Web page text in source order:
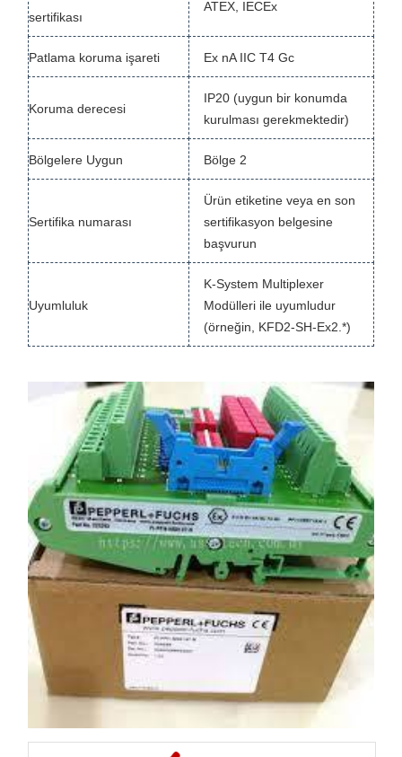
sertifikası
ATEX, IECEx
Patlama koruma işareti Ex nA IIC T4 Gc
Koruma derecesi
IP20 (uygun bir konumda
kurulması gerekmektedir)
Bölgelere Uygun Bölge 2
Sertifika numarası
Ürün etiketine veya en son
sertifikasyon belgesine
başvurun
Uyumluluk
K-System Multiplexer
Modülleri ile uyumludur
(örneğin, KFD2-SH-Ex2.*)